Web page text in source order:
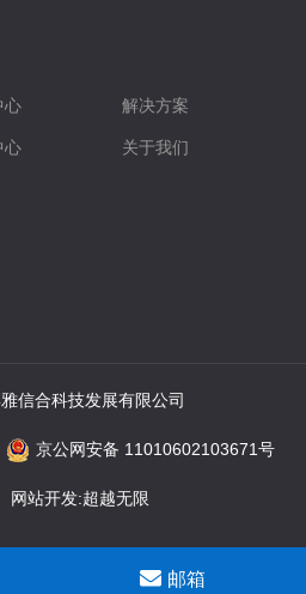
心 解决方案
心 关于我们
信合科技发展有限公司
京公网安备 11010602103671号
网站开发:超越无限
邮箱